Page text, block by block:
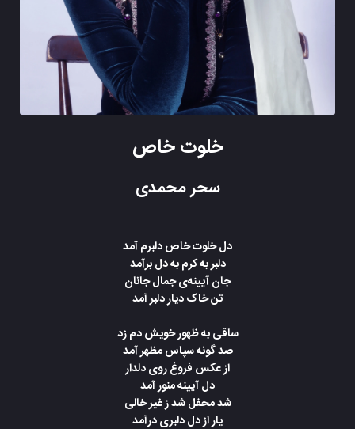
خلوت خاص
سحر محمدی
دل خلوت خاص دلبرم آمد
دلبر به کرم به دل برآمد
جان آیینه‌ی جمال جانان
تن خاک دیار دلبر آمد
ساقی به ظهور خویش دم زد
صد گونه سپاس مظهر آمد
از عکس فروغ روی دلدار
دل آیینه منور آمد
شد محفل شد ز غیر خالی
یار از دل دلبری درآمد